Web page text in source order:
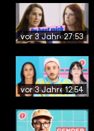
vor 3 Jahren27:53
vor 3 Jahren12:54